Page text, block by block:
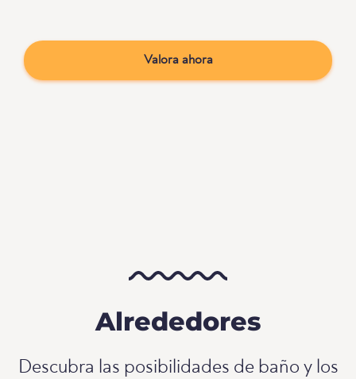
Valora ahora
Alrededores
Descubra las posibilidades de baño y los